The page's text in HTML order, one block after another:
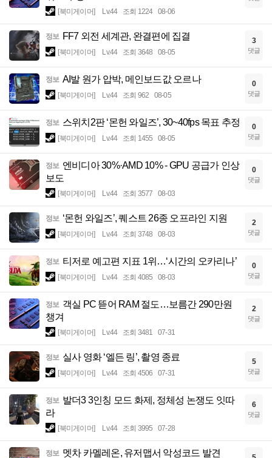
[북미게이머] Lv.44 조회 1224 08-06
정보 FF7 외전 세계관, 완결편에 집결
[북미게이머] Lv.44 조회 3648 08-05
3
댓글
정보 AI발 원가 압박, 메인보드값 오르나
[북미게이머] Lv.44 조회 962 08-05
0
댓글
정보 스위치2판 ‘몬헌 와일즈’, 30~40fps 목표 추정
[북미게이머] Lv.44 조회 1455 08-05
0
댓글
정보 엔비디아 30%·AMD 10% - GPU 공급가 인상
보도
[북미게이머] Lv.44 조회 3577 08-03
0
댓글
정보 ‘몬헌 와일즈’, 퀘스트 26종 오프라인 지원
[북미게이머] Lv.44 조회 3748 08-03
2
댓글
정보 티저로 예고편 지표 1위…‘시간의 오카리나’
[북미게이머] Lv.44 조회 4085 08-03
0
댓글
정보 객실 PC 뜯어 RAM 절도…보름간 290만원
챙겨
[북미게이머] Lv.44 조회 3481 07-31
2
댓글
정보 실사 영화 ‘엘든 링’, 촬영 종료
[북미게이머] Lv.44 조회 4506 07-31
5
댓글
정보 발더3 3인칭 모드 화제, 정체성 논쟁도 잇따
라
[북미게이머] Lv.44 조회 3995 07-28
6
댓글
정보 멧차 카멜레온, 유저맵서 악성코드 발견